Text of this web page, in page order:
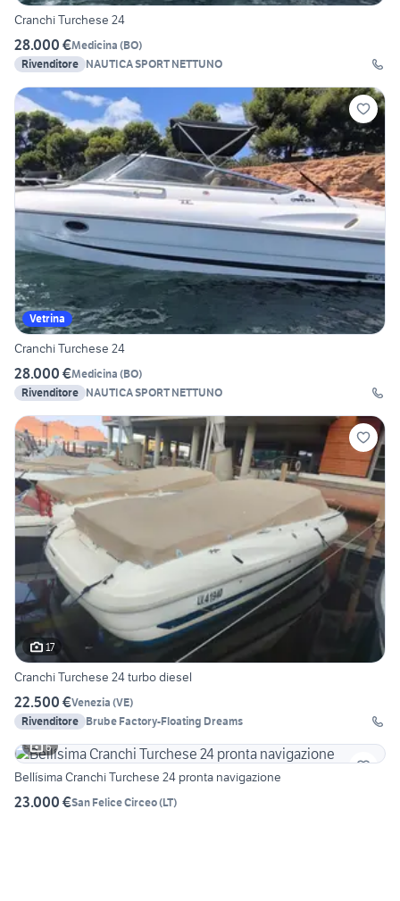
Cranchi Turchese 24
28.000 €Medicina (BO)
Rivenditore NAUTICA SPORT NETTUNO
Vetrina
Cranchi Turchese 24
28.000 €Medicina (BO)
Rivenditore NAUTICA SPORT NETTUNO
17
Cranchi Turchese 24 turbo diesel
22.500 €Venezia (VE)
Rivenditore Brube Factory-Floating Dreams
6
Bellísima Cranchi Turchese 24 pronta navigazione
23.000 €San Felice Circeo(LT)